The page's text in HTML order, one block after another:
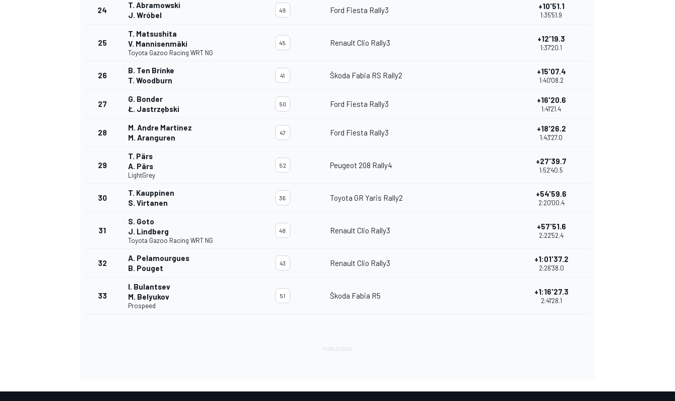
24
T. Abramowski
J. Wróbel
49 Ford Fiesta Rally3 +10'51.1
1:35'51.9
25
T. Matsushita
V. Mannisenmäki
Toyota Gazoo Racing WRT NG
45 Renault Clio Rally3 +12'19.3
1:37'20.1
26
B. Ten Brinke
T. Woodburn
41 Škoda Fabia RS Rally2 +15'07.4
1:40'08.2
27
G. Bonder
Ł. Jastrzębski
50 Ford Fiesta Rally3 +16'20.6
1:41'21.4
28
M. Andre Martinez
M. Aranguren
47 Ford Fiesta Rally3 +18'26.2
1:43'27.0
29
T. Pärs
A. Pärs
LightGrey
52 Peugeot 208 Rally4 +27'39.7
1:52'40.5
30
T. Kauppinen
S. Virtanen
36 Toyota GR Yaris Rally2 +54'59.6
2:20'00.4
31
S. Goto
J. Lindberg
Toyota Gazoo Racing WRT NG
48 Renault Clio Rally3 +57'51.6
2:22'52.4
32
A. Pelamourgues
B. Pouget
43 Renault Clio Rally3 +1:01'37.2
2:26'38.0
33
I. Bulantsev
M. Belyukov
Prospeed
51 Škoda Fabia R5 +1:16'27.3
2:41'28.1